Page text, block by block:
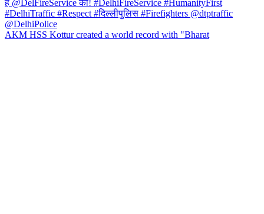
AKM HSS Kottur created a world record with "Bharat